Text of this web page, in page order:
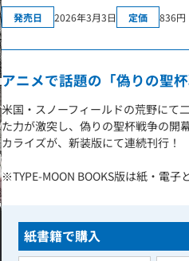
発売日 2026年3月3日 定価 836円
アニメで話題の「偽りの聖
米国・スノーフィールドの荒野にて
た力が激突し、偽りの聖杯戦争の開
カライズが、新装版にて連続刊行！
※TYPE-MOON BOOKS版は紙・電子
紙書籍で購入